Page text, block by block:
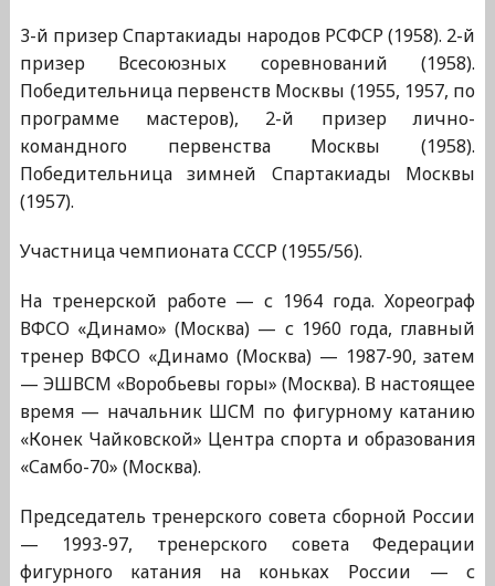
3-й призер Спартакиады народов РСФСР (1958). 2-й
призер Всесоюзных соревнований (1958).
Победительница первенств Москвы (1955, 1957, по
программе мастеров), 2-й призер лично-
командного первенства Москвы (1958).
Победительница зимней Спартакиады Москвы
(1957).
Участница чемпионата СССР (1955/56).
На тренерской работе — с 1964 года. Хореограф
ВФСО «Динамо» (Москва) — с 1960 года, главный
тренер ВФСО «Динамо (Москва) — 1987-90, затем
— ЭШВСМ «Воробьевы горы» (Москва). В настоящее
время — начальник ШСМ по фигурному катанию
«Конек Чайковской» Центра спорта и образования
«Самбо-70» (Москва).
Председатель тренерского совета сборной России
— 1993-97, тренерского совета Федерации
фигурного катания на коньках России — с